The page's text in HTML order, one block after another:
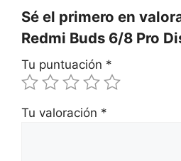
Sé el primero en
Redmi Buds 6/8 Pro
Tu puntuación *
Tu valoración *